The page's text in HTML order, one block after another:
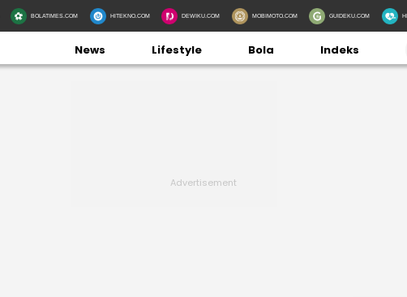
BOLATIMES.COM HITEKNO.COM DEWIKU.COM MOBIMOTO.COM GUIDEKU.COM
News Lifestyle Bola Indeks